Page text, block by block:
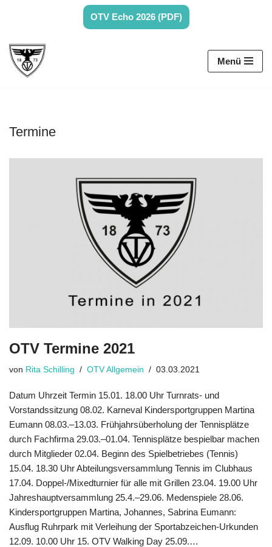
Inhalt
springen
OTV Echo 2026 (PDF)
Menü
Termine
OTV Termine 2021
von Rita Schilling OTV Allgemein 03.03.2021
Datum Uhrzeit Termin 15.01. 18.00 Uhr Turnrats- und
Vorstandssitzung 08.02. Karneval Kindersportgruppen Martina
Eumann 08.03.–13.03. Frühjahrsüberholung der Tennisplätze
durch Fachfirma 29.03.–01.04. Tennisplätze bespielbar machen
durch Mitglieder 02.04. Beginn des Spielbetriebes (Tennis)
15.04. 18.30 Uhr Abteilungsversammlung Tennis im Clubhaus
17.04. Doppel-/Mixedturnier für alle mit Grillen 23.04. 19.00 Uhr
Jahreshauptversammlung 25.4.–29.06. Medenspiele 28.06.
Kindersportgruppen Martina, Johannes, Sabrina Eumann:
Ausflug Ruhrpark mit Verleihung der Sportabzeichen-Urkunden
12.09. 10.00 Uhr 15. OTV Walking Day 25.09.…